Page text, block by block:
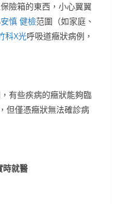
險箱的東西，小心翼翼
安慎 健檢范圍（如家庭、
科X光呼吸道癥狀病例，
有些疾病的癥狀能夠臨
但僅憑癥狀無法確診病
時就醫